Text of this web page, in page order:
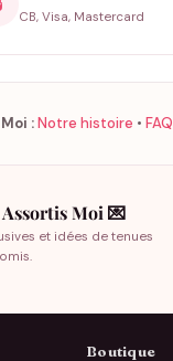
CB, Visa, Mastercard
:Notre histoire • FAQ
Moi 💌
et idées de tenues
Boutique